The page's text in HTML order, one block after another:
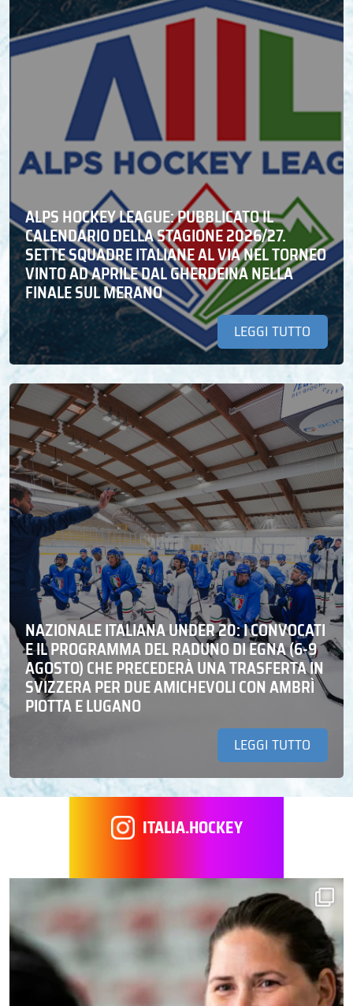
ALPS HOCKEY LEAGUE: PUBBLICATO IL
CALENDARIO DELLA STAGIONE 2026/27.
SETTE SQUADRE ITALIANE AL VIA NEL TORNEO
VINTO AD APRILE DAL GHERDEINA NELLA
FINALE SUL MERANO
LEGGI TUTTO
NAZIONALE ITALIANA UNDER 20: I CONVOCATI
E IL PROGRAMMA DEL RADUNO DI EGNA (6-9
AGOSTO) CHE PRECEDERÀ UNA TRASFERTA IN
SVIZZERA PER DUE AMICHEVOLI CON AMBRÌ
PIOTTA E LUGANO
LEGGI TUTTO
ITALIA.HOCKEY